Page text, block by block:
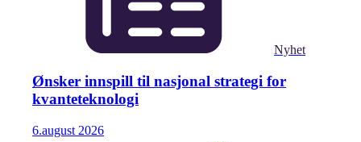
Nyhet
Ønsker innspill til nasjonal strategi for
kvanteteknologi
6.august 2026